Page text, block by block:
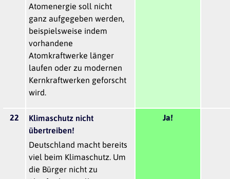
Atomenergie soll nicht
ganz aufgegeben werden,
beispielsweise indem
vorhandene
Atomkraftwerke länger
laufen oder zu modernen
Kernkraftwerken geforscht
wird.
22
Klimaschutz nicht
übertreiben!
Deutschland macht bereits
viel beim Klimaschutz. Um
die Bürger nicht zu
Ja!